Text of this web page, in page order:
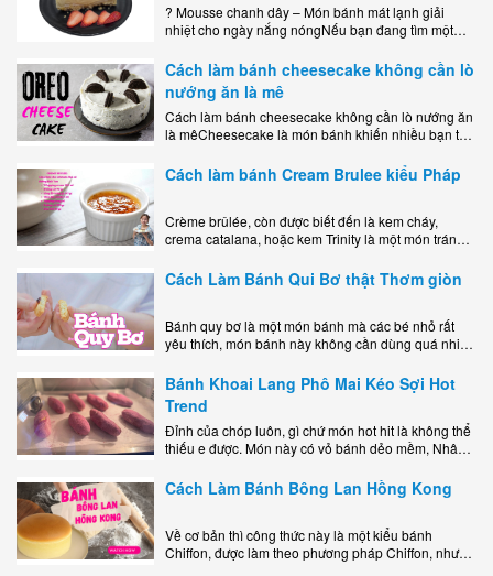
? Mousse chanh dây – Món bánh mát lạnh giải
nhiệt cho ngày nắng nóngNếu bạn đang tìm một
dễ..
Cách làm bánh cheesecake không cần lò
nướng ăn là mê
Cách làm bánh cheesecake không cần lò nướng ăn
là mêCheesecake là món bánh khiến nhiều bạn trẻ
kem..
Cách làm bánh Cream Brulee kiểu Pháp
Crème brûlée, còn được biết đến là kem cháy,
crema catalana, hoặc kem Trinity là một món tráng
lớp..
Cách Làm Bánh Qui Bơ thật Thơm giòn
Bánh quy bơ là một món bánh mà các bé nhỏ rất
yêu thích, món bánh này không cần dùng quá nhiều
Bánh Khoai Lang Phô Mai Kéo Sợi Hot
Trend
Đỉnh của chóp luôn, gì chứ món hot hit là không thể
thiếu e được. Món này có vỏ bánh dẻo mềm, Nhân
Cách Làm Bánh Bông Lan Hồng Kong
Về cơ bản thì công thức này là một kiểu bánh
Chiffon, được làm theo phương pháp Chiffon, nhưng